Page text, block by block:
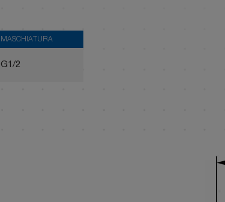
MASCHIATURA
G1/2